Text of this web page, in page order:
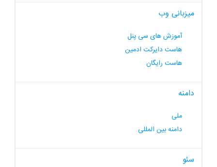
میزبانی وب
آموزش های سی پنل
هاست دایرکت ادمین
هاست رایگان
دامنه
ملی
دامنه بین المللی
سئو